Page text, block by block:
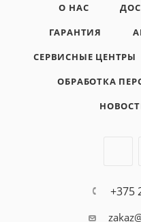
О НАС
ГАРАНТИЯ
СЕРВИСНЫЕ ЦЕНТРЫ
ОБРАБОТКА
+375